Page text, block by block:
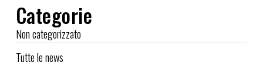
Categorie
Non categorizzato
Tutte le news